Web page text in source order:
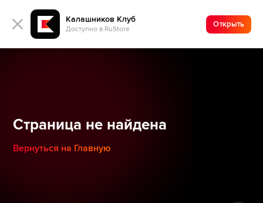
Калашников Клуб
Доступно в RuStore
Открыть
Страница не найдена
Вернуться на Главную